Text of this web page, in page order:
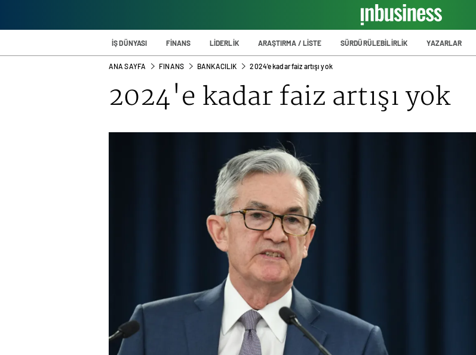
İŞ DÜNYASI FİNANS LİDERLİK ARAŞTIRMA / LİSTE SÜRDÜRÜLEBİLİRLİK YAZARLAR
ANA SAYFA FINANS BANKACILIK 2024'e kadar faiz artışı yok
2024'e kadar faiz artışı yok